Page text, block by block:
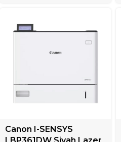
Canon I-SENSYS